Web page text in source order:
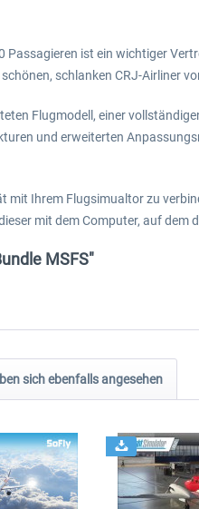
Passagieren ist ein wichtiger
schlanken CRJ-Airliner
Flugmodell, einer
und erweiterten
mit Ihrem Flugsimualtor zu
mit dem Computer, auf
MSFS"
sich ebenfalls angesehen